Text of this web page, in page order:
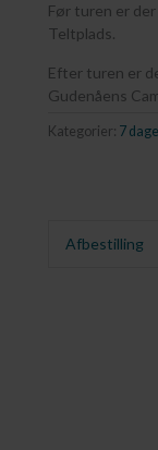
Før turen er
Teltplads.
Efter turen er
Gudenåens
Kategorier: 7
Afbestilling